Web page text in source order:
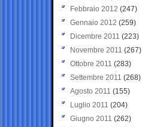
Febbraio 2012 (247)
Gennaio 2012 (259)
Dicembre 2011 (223)
Novembre 2011 (267)
Ottobre 2011 (283)
Settembre 2011 (268)
Agosto 2011 (155)
Luglio 2011 (204)
Giugno 2011 (262)